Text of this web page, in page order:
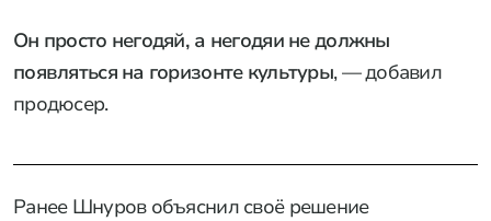
Он просто негодяй, а негодяи не должны
появляться на горизонте культуры, — добавил
продюсер.
Ранее Шнуров объяснил своё решение